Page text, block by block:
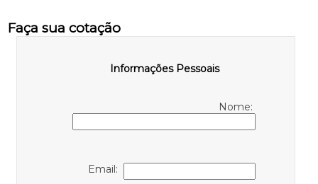
Faça sua cotação
Informações Pessoais
Nome:
Email: